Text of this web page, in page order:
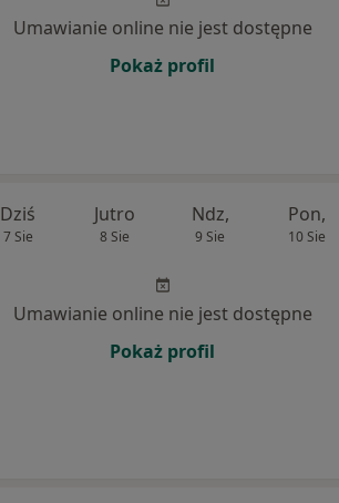
Umawianie online nie jest dostępne
Pokaż profil
Dziś
7 Sie
Jutro
8 Sie
Ndz,
9 Sie
Pon,
10 Sie
Umawianie online nie jest dostępne
Pokaż profil